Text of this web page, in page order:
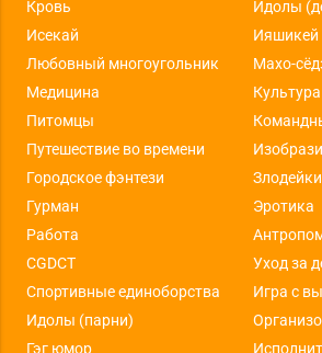
Кровь
Идолы
Исекай
Ияшикей
Любовный многоугольник
Махо-
Медицина
Питомцы
Путешествие во времени
Городское фэнтези
Злодейки
Гурман
Эротика
Работа
CGDCT
Уход за
Спортивные единоборства
Игра с
Идолы (парни)
Гэг юмор